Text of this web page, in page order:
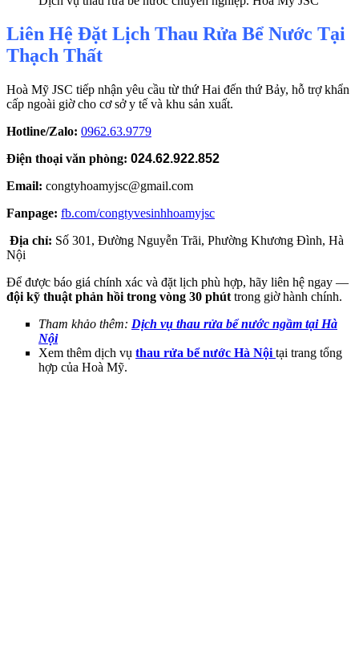
Liên Hệ Đặt Lịch Thau Rửa Bể Nước Tại
Thạch Thất
Hoà Mỹ JSC tiếp nhận yêu cầu từ thứ Hai đến thứ Bảy, hỗ trợ khẩn
cấp ngoài giờ cho cơ sở y tế và khu sản xuất.
Hotline/Zalo: 0962.63.9779
Điện thoại văn phòng: 024.62.922.852
Email: congtyhoamyjsc@gmail.com
Fanpage: fb.com/congtyvesinhhoamyjsc
Địa chỉ: Số 301, Đường Nguyễn Trãi, Phường Khương Đình, Hà
Nội
Để được báo giá chính xác và đặt lịch phù hợp, hãy liên hệ ngay —
đội kỹ thuật phản hồi trong vòng 30 phút trong giờ hành chính.
Tham khảo thêm: Dịch vụ thau rửa bể nước ngầm tại Hà
Nội
Xem thêm dịch vụ thau rửa bể nước Hà Nội tại trang tổng
hợp của Hoà Mỹ.